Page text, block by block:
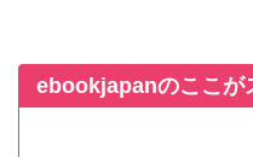
ebookjapanのここが